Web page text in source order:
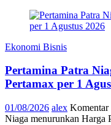
Ekonomi Bisnis
Pertamina Patra
Pertamax per 1
01/08/2026 alex
Niaga menurunkan Harga